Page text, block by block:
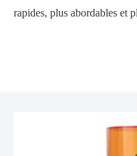
rapides, plus abordables et